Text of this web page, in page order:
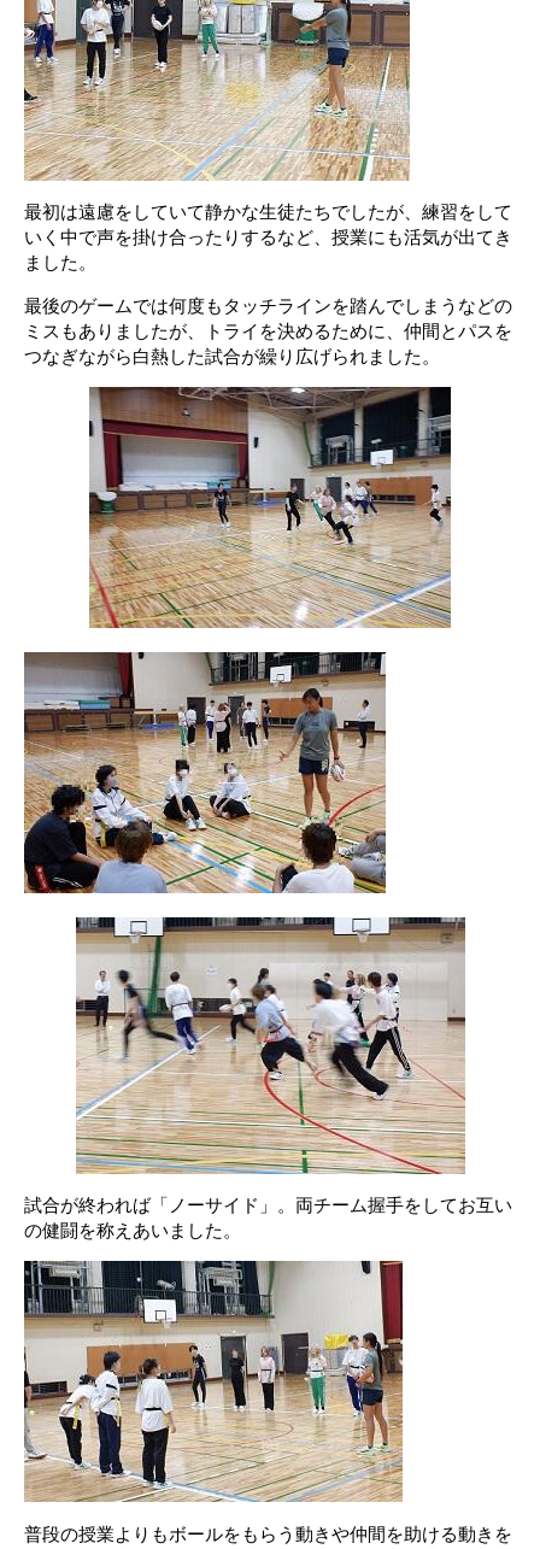
最初は遠慮をしていて静かな生徒たちでしたが、練習をして
いく中で声を掛け合ったりするなど、授業にも活気が出てき
ました。
最後のゲームでは何度もタッチラインを踏んでしまうなどの
ミスもありましたが、トライを決めるために、仲間とパスを
つなぎながら白熱した試合が繰り広げられました。
試合が終われば「ノーサイド」。両チーム握手をしてお互い
の健闘を称えあいました。
普段の授業よりもボールをもらう動きや仲間を助ける動きを